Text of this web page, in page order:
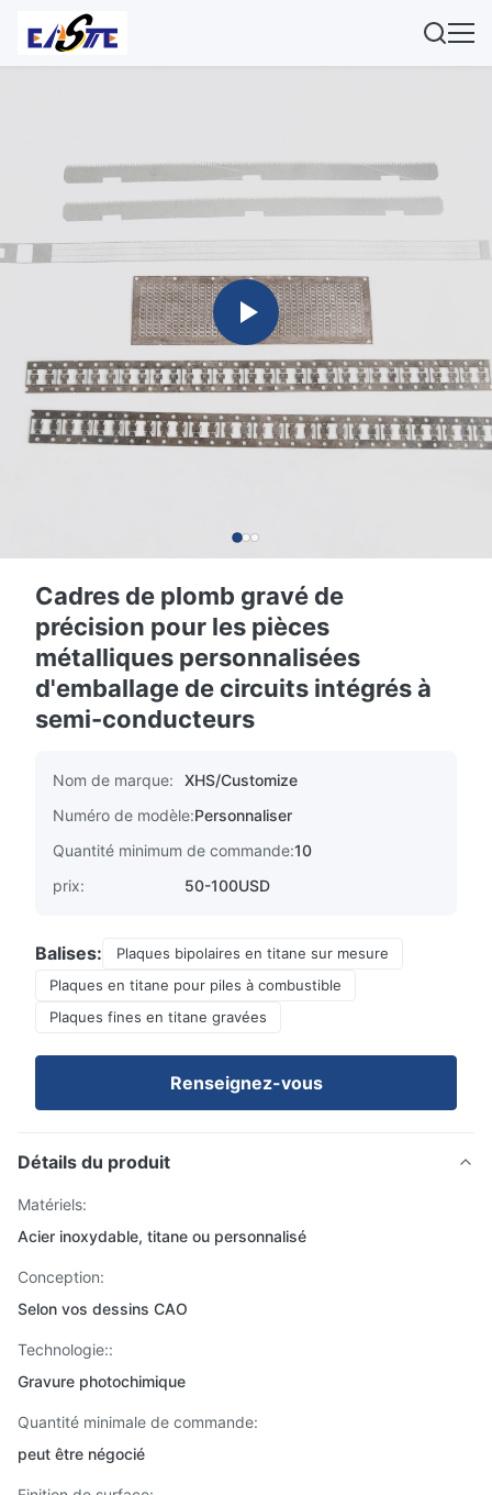
Cadres de plomb gravé de
précision pour les pièces
métalliques personnalisées
d'emballage de circuits intégrés à
semi-conducteurs
Nom de marque:
XHS/Customize
Numéro de modèle:Personnaliser
Quantité minimum de commande:10
prix:
50-100USD
Balises:
Plaques bipolaires en titane sur mesure
Plaques en titane pour piles à combustible
Plaques fines en titane gravées
Renseignez-vous
Détails du produit
Matériels:
Acier inoxydable, titane ou personnalisé
Conception:
Selon vos dessins CAO
Technologie::
Gravure photochimique
Quantité minimale de commande:
peut être négocié